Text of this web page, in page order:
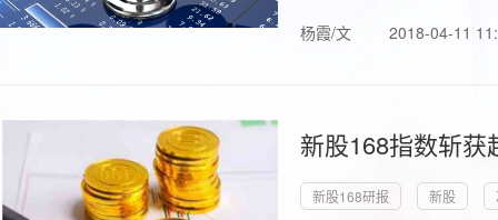
杨霞/文
2018-04-11
新股168指数斩
新股168研报 新股